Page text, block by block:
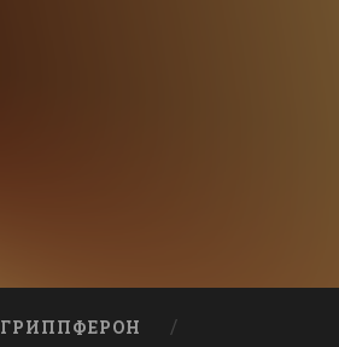
ГРИППФЕРОН